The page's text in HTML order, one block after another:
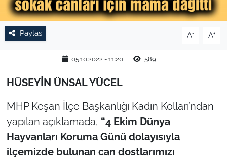
Paylaş A- A+
05.10.2022 - 11:20 589
HÜSEYİN ÜNSAL YÜCEL
MHP Keşan İlçe Başkanlığı Kadın Kolları’ndan
yapılan açıklamada, “4 Ekim Dünya
Hayvanları Koruma Günü dolayısıyla
ilçemizde bulunan can dostlarımızı
RESMİ İLAN
SPOR
YAŞAM
TEKİRDAĞ